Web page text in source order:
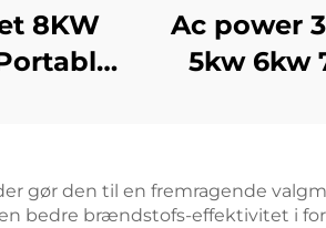
8KW
Ac power
5kw 6kw
gør den til en fremragende
bedre brændstofs-effektivitet i